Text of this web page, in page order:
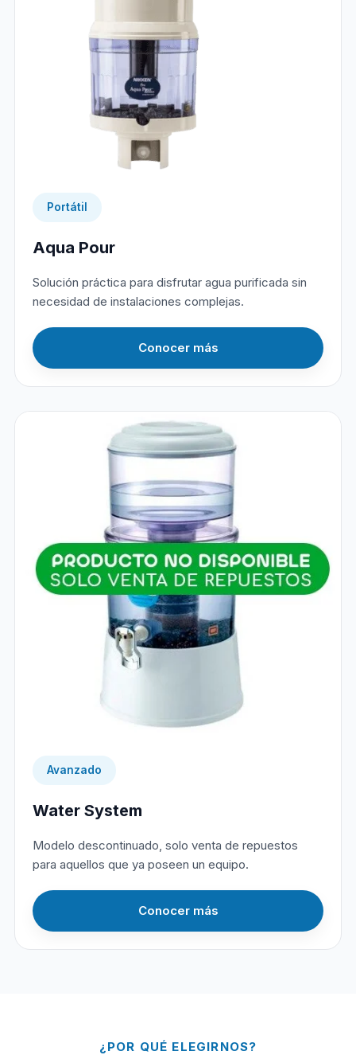
Portátil
Aqua Pour
Solución práctica para disfrutar agua purificada sin
necesidad de instalaciones complejas.
Conocer más
Avanzado
Water System
Modelo descontinuado, solo venta de repuestos
para aquellos que ya poseen un equipo.
Conocer más
¿POR QUÉ ELEGIRNOS?